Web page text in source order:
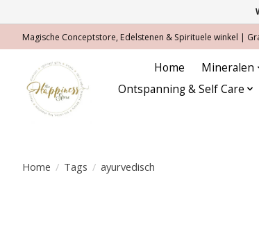
Magische Conceptstore, Edelstenen & Spirituele winkel |
Home Mineralen
Ontspanning & Self Care
Home / Tags / ayurvedisch